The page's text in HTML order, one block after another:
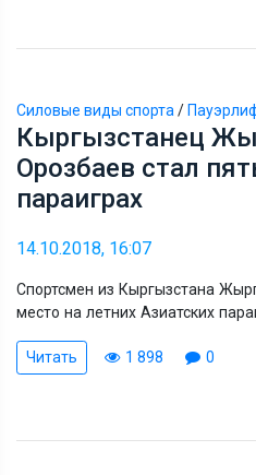
Силовые виды спорта /
Кыргызстанец
Орозбаев стал
параиграх
14.10.2018, 16:07
Спортсмен из Кыргызстана
место на летних Азиатских
Читать 1 898 0